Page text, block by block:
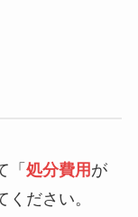
「 処分費用 が
ださい。